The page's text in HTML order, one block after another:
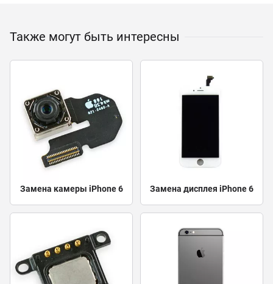
Также могут быть интересны
Замена камеры iPhone 6 Замена дисплея iPhone 6